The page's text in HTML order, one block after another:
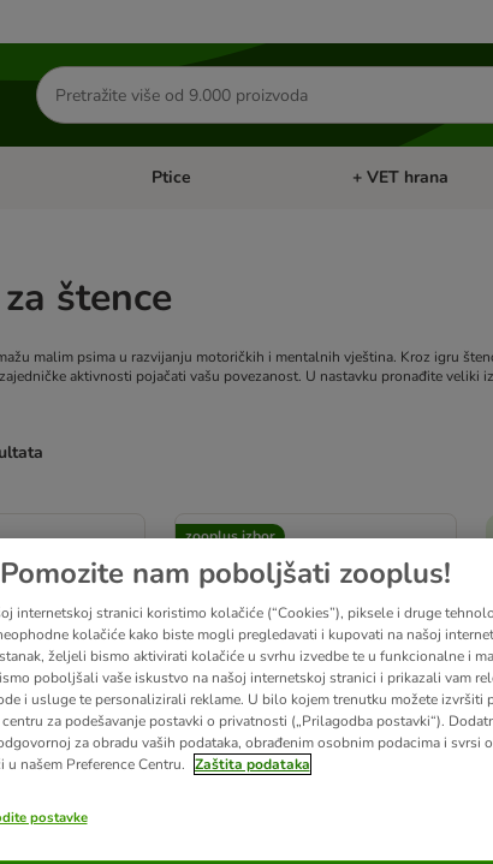
Traži
proizvode
Pregled kategorija: Male životinje
Ptice Pregled kategorija:
+ VET hrana
štence
malim psima u razvijanju motoričkih i mentalnih vještina. Kroz igru
aktivnosti pojačati vašu povezanost. U nastavku pronađite veliki
zooplus izbor
Pomozite nam poboljšati zooplus!
internetskoj stranici koristimo kolačiće (“Cookies”), piksele i druge
kolačiće kako biste mogli pregledavati i kupovati na našoj
željeli bismo aktivirati kolačiće u svrhu izvedbe te u funkcionalne i
poboljšali vaše iskustvo na našoj internetskoj stranici i prikazali vam
i usluge te personalizirali reklame. U bilo kojem trenutku možete izvršiti
centru za podešavanje postavki o privatnosti („Prilagodba postavki“).
za obradu vaših podataka, obrađenim osobnim podacima i svrsi
u našem Preference Centru. Zaštita podataka
postavke